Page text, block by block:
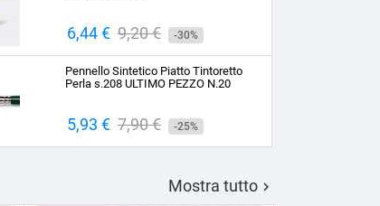
Prezzo
6,44 € Prezzo
base
9,20 € -30%
Pennello Sintetico Piatto Tintoretto
Perla s.208 ULTIMO PEZZO N.20
Prezzo
5,93 € Prezzo
base
7,90 € -25%
Mostra tutto 